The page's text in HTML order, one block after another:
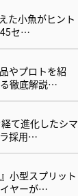
た小魚がヒント
セ…
やプロトを紹
徹底解説…
て進化したシマ
採用…
小型スプリット
イヤーが…